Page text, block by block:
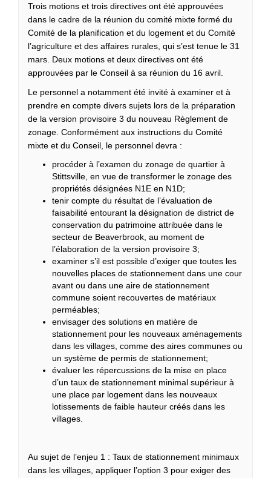
Trois motions et trois directives ont été approuvées
dans le cadre de la réunion du comité mixte formé du
Comité de la planification et du logement et du Comité
l’agriculture et des affaires rurales, qui s’est tenue le 31
mars. Deux motions et deux directives ont été
approuvées par le Conseil à sa réunion du 16 avril.
Le personnel a notamment été invité à examiner et à
prendre en compte divers sujets lors de la préparation
de la version provisoire 3 du nouveau Règlement de
zonage. Conformément aux instructions du Comité
mixte et du Conseil, le personnel devra :
procéder à l’examen du zonage de quartier à
Stittsville, en vue de transformer le zonage des
propriétés désignées N1E en N1D;
tenir compte du résultat de l’évaluation de
faisabilité entourant la désignation de district de
conservation du patrimoine attribuée dans le
secteur de Beaverbrook, au moment de
l’élaboration de la version provisoire 3;
examiner s’il est possible d’exiger que toutes les
nouvelles places de stationnement dans une cour
avant ou dans une aire de stationnement
commune soient recouvertes de matériaux
perméables;
envisager des solutions en matière de
stationnement pour les nouveaux aménagements
dans les villages, comme des aires communes ou
un système de permis de stationnement;
évaluer les répercussions de la mise en place
d’un taux de stationnement minimal supérieur à
une place par logement dans les nouveaux
lotissements de faible hauteur créés dans les
villages.
Au sujet de l’enjeu 1 : Taux de stationnement minimaux
dans les villages, appliquer l’option 3 pour exiger des